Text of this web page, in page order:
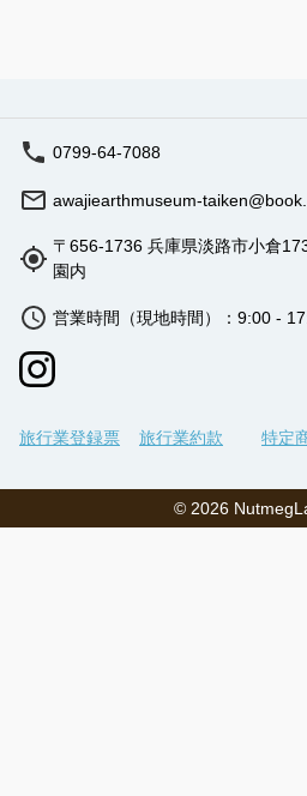
0799-64-7088
awajiearthmuseum-
〒656-1736 兵庫県淡路市小倉
園内
営業時間（現地時間）：9:00 -
旅行業登録票 旅行業約款 特定
© 2026